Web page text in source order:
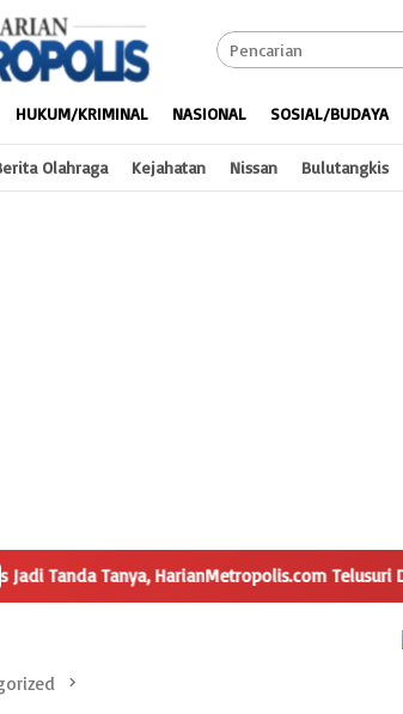
HUKUM/KRIMINAL NASIONAL SOSIAL/BUDAYA
Olahraga Kejahatan Nissan Bulutangkis
Telusuri Dana Desa Trimulyo